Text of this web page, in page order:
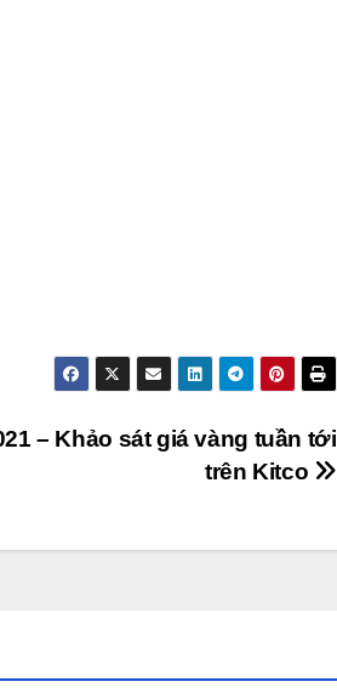
– Khảo sát giá vàng tuần tới
trên Kitco